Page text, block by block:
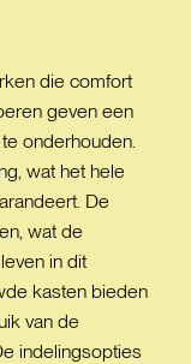
die comfort
geven een
onderhouden.
wat het hele
De
wat de
in dit
kasten bieden
van de
indelingsopties